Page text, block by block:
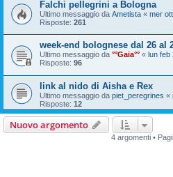
Falchi pellegrini a Bologna
Ultimo messaggio da Ametista « mer
Risposte: 261
week-end bolognese dal 26 al
Ultimo messaggio da °°Gaia°° « lun feb
Risposte: 96
link al nido di Aisha e Rex
Ultimo messaggio da piet_peregrines «
Risposte: 12
Nuovo argomento
4 argomenti •